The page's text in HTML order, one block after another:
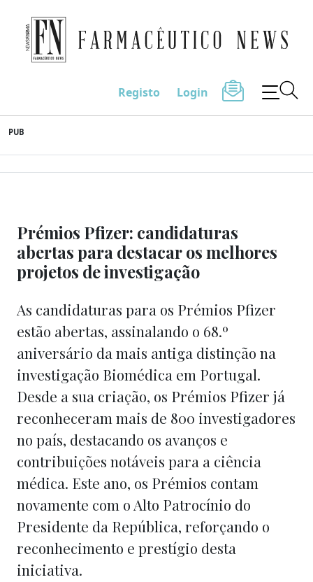
to
content
Farmacêutico News
Registo Login
PUB
Prémios Pfizer: candidaturas
abertas para destacar os melhores
projetos de investigação
As candidaturas para os Prémios Pfizer
estão abertas, assinalando o 68.º
aniversário da mais antiga distinção na
investigação Biomédica em Portugal.
Desde a sua criação, os Prémios Pfizer já
reconheceram mais de 800 investigadores
no país, destacando os avanços e
contribuições notáveis para a ciência
médica. Este ano, os Prémios contam
novamente com o Alto Patrocínio do
Presidente da República, reforçando o
reconhecimento e prestígio desta
iniciativa.